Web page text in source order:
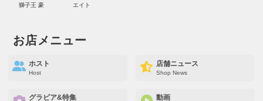
獅子王 豪 エイト
お店メニュー
ホスト
Host
店舗ニュース
Shop News
グラビア&特集 動画